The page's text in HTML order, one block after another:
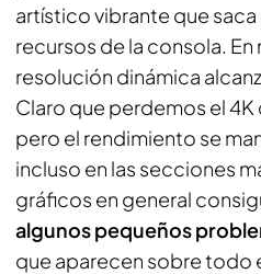
artístico vibrante que
recursos de la consola.
resolución dinámica
Claro que perdemos el 4K
pero el rendimiento se
incluso en las secciones
gráficos en general
algunos pequeños
que aparecen sobre todo